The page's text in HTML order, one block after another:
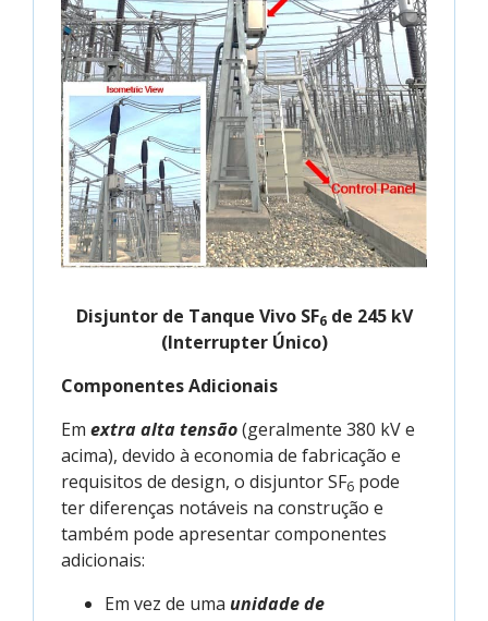
Disjuntor de Tanque Vivo SF6de 245 kV
(Interrupter Único)
Componentes Adicionais
Em extra alta tensão(geralmente 380 kV e
acima), devido à economia de fabricação e
requisitos de design, o disjuntor SF6 pode
ter diferenças notáveis na construção e
também pode apresentar componentes
adicionais:
Em vez de uma unidade de